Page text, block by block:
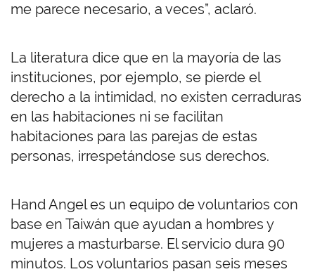
me parece necesario, a veces”, aclaró.
La literatura dice que en la mayoría de las
instituciones, por ejemplo, se pierde el
derecho a la intimidad, no existen cerraduras
en las habitaciones ni se facilitan
habitaciones para las parejas de estas
personas, irrespetándose sus derechos.
Hand Angel es un equipo de voluntarios con
base en Taiwán que ayudan a hombres y
mujeres a masturbarse. El servicio dura 90
minutos. Los voluntarios pasan seis meses